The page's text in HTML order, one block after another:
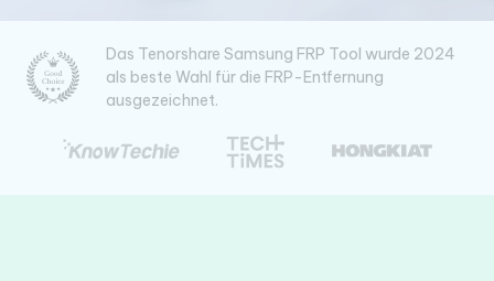
Das Tenorshare Samsung FRP Tool wurde 2024
als beste Wahl für die FRP-Entfernung
ausgezeichnet.